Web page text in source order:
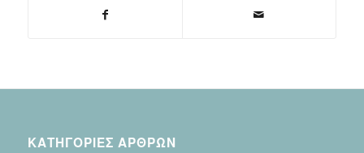
ΚΑΤΗΓΟΡΙΕΣ ΑΡΘΡΩΝ